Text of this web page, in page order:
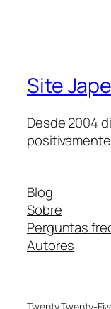
Site
Desde 2004
positivamente
Blog
Sobre
Perguntas
Autores